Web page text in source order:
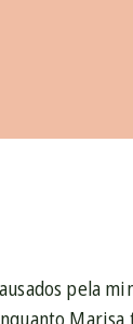
pela
Marisa